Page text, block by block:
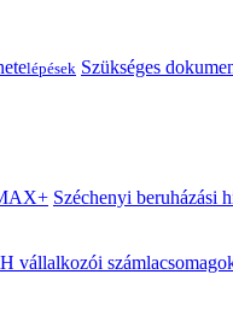
lépések Szükséges
Széchenyi beruházási
vállalkozói